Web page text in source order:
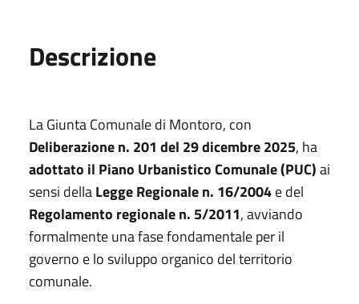
Descrizione
La Giunta Comunale di Montoro, con
Deliberazione n. 201 del 29 dicembre 2025, ha
adottato il Piano Urbanistico Comunale (PUC)ai
sensi dellaLegge Regionale n. 16/2004e del
Regolamento regionale n. 5/2011, avviando
formalmente una fase fondamentale per il
governo e lo sviluppo organico del territorio
comunale.